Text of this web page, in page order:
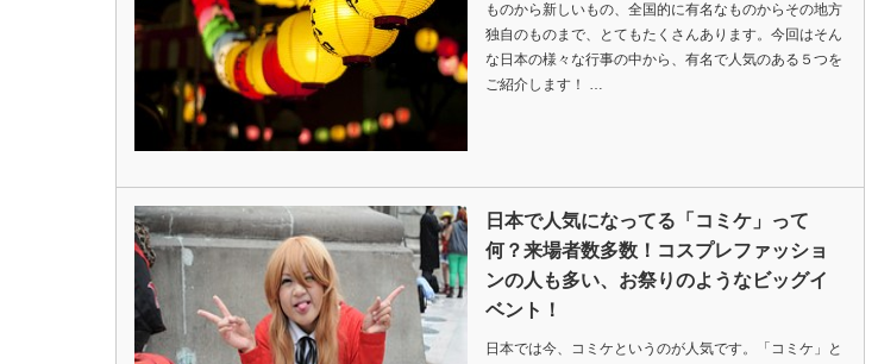
ものから新しいもの、全国的に有名なものからその地方
独自のものまで、とてもたくさんあります。今回はそん
な日本の様々な行事の中から、有名で人気のある５つを
ご紹介します！ …
日本で人気になってる「コミケ」って
何？来場者数多数！コスプレファッショ
ンの人も多い、お祭りのようなビッグイ
ベント！
日本では今、コミケというのが人気です。「コミケ」と